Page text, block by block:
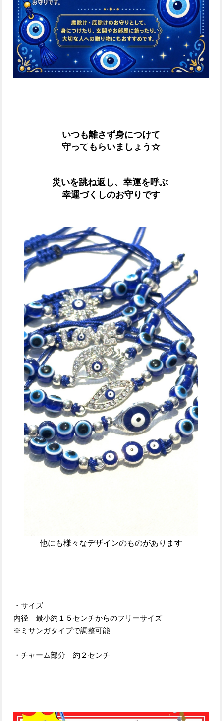
いつも離さず身につけて
守ってもらいましょう☆
災いを跳ね返し、幸運を呼ぶ
幸運づくしのお守りです
他にも様々なデザインのものがあります
・サイズ
内径 最小約１５センチからのフリーサイズ
※ミサンガタイプで調整可能
・チャーム部分 約２センチ